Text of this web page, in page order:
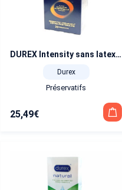
DUREX Intensity sans latex 20 préservatifs
Durex
Préservatifs
25,49€